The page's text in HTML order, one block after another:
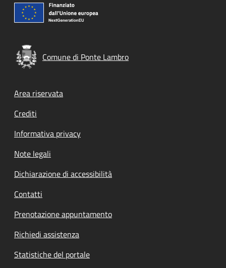
Comune di Ponte Lambro
Footer menu
Area riservata
Crediti
Informativa privacy
Note legali
Dichiarazione di accessibilità
Contatti
Prenotazione appuntamento
Richiedi assistenza
Statistiche del portale